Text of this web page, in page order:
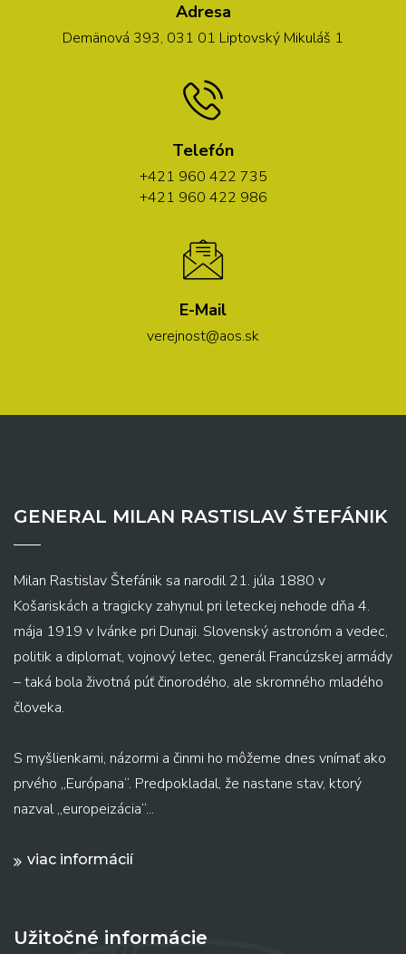
Adresa
Demänová 393, 031 01 Liptovský Mikuláš 1
Telefón
+421 960 422 735
+421 960 422 986
E-Mail
verejnost@aos.sk
GENERAL MILAN RASTISLAV ŠTEFÁNIK
Milan Rastislav Štefánik sa narodil 21. júla 1880 v
Košariskách a tragicky zahynul pri leteckej nehode dňa 4.
mája 1919 v Ivánke pri Dunaji. Slovenský astronóm a vedec,
politik a diplomat, vojnový letec, generál Francúzskej armády
– taká bola životná púť činorodého, ale skromného mladého
človeka.
S myšlienkami, názormi a činmi ho môžeme dnes vnímať ako
prvého „Európana“. Predpokladal, že nastane stav, ktorý
nazval „europeizácia“...
viac informácií
Užitočné informácie